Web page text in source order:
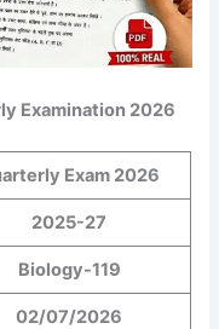
Examination 2026
Exam 2026
2025-27
Biology-119
02/07/2026